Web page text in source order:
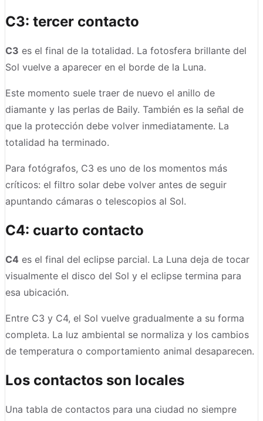
C3: tercer contacto
C3 es el final de la totalidad. La fotosfera brillante del
Sol vuelve a aparecer en el borde de la Luna.
Este momento suele traer de nuevo el anillo de
diamante y las perlas de Baily. También es la señal de
que la protección debe volver inmediatamente. La
totalidad ha terminado.
Para fotógrafos, C3 es uno de los momentos más
críticos: el filtro solar debe volver antes de seguir
apuntando cámaras o telescopios al Sol.
C4: cuarto contacto
C4 es el final del eclipse parcial. La Luna deja de tocar
visualmente el disco del Sol y el eclipse termina para
esa ubicación.
Entre C3 y C4, el Sol vuelve gradualmente a su forma
completa. La luz ambiental se normaliza y los cambios
de temperatura o comportamiento animal desaparecen.
Los contactos son locales
Una tabla de contactos para una ciudad no siempre